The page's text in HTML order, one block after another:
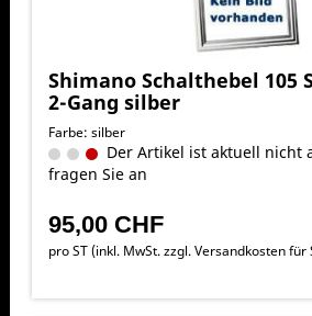
Shimano Schalthebel 105
2-Gang silber
Farbe: silber
Der Artikel ist aktuell nicht
fragen Sie an
95,00 CHF
pro ST (inkl. MwSt. zzgl.Versandkosten für